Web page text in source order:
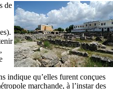
de
indique qu’elles furent conçues
marchande, à l’instar des